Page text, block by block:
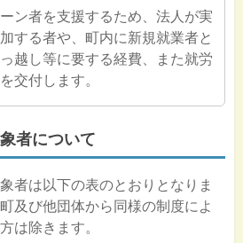
ン者を支援するため、法人が実
する者や、町内に新規就業者と
越し等に要する経費、また就労
交付します。
者について
者は以下の表のとおりとなりま
及び他団体から同様の制度によ
は除きます。